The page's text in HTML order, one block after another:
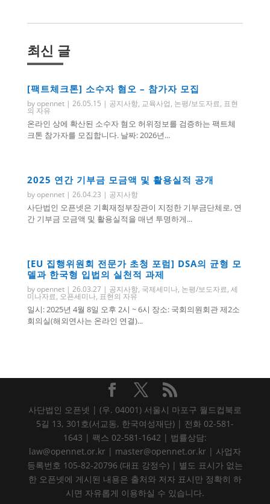
최신 글
[팩트체크톤] 소수자 혐오 – 참가자 모집
byopennet| 26.05.15 | 공지사항, 교육사업, 논평/보도자료, 표현
의 자유
온라인 상에 확산된 소수자 혐오 허위정보를 검증하는 팩트체
크톤 참가자를 모집합니다. 날짜: 2026년...
2025 연간 기부금 모금액 및 활용실적 공개
byopennet| 26.04.23 | 공지사항
사단법인 오픈넷은 기획재정부장관이 지정한 기부금단체로, 연
간 기부금 모금액 및 활용실적을 매년 투명하게...
[EU 집행위원회 전문가 초청 포럼] DSA의 균형 모
델과 한국형 입법의 실천적 과제
byopennet| 26.03.27| 공지사항, 국제세미나, 논평/보도자료, 세
미나자료, 오픈세미나, 표현의 자유
일시: 2025년 4월 8일 오후 2시 ~ 6시 장소: 국회의원회관 제2소
회의실(해외연사는 온라인 연결)...
사단법인 오픈넷 | (우. 04001) 서울시 마포구 월드컵북로
5길 13, 301호(서교동, 한국여성재단) | 전화 02-581-
1643 | 팩스 02-581-1642 | 법률상담:
law@opennet.or.kr | master@opennet.or.kr | 사업자
등록번호 105-82-20796 (대표 강정수) | 별도 표시가 없는
한 오픈넷에 게시된 내용은 출처와 저자 표시만 정확히 하
시면 자유롭게 이용하실 수 있습니다.